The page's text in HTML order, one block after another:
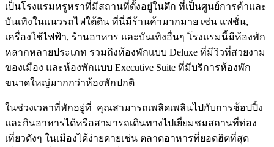
เป็นโรงแรมหรูหราที่มีสถานที่ตั้งอยู่ในตึก ที่เป็นศูนย์การค้าและ
บันเทิงในแนวรถไฟใต้ดิน ที่นี่มีร้านค้ามากมาย เช่น แฟชั่น,
เครื่องใช้ไฟฟ้า, ร้านอาหาร และบันเทิงอื่นๆ โรงแรมนี้มีห้องพัก
หลากหลายประเภท รวมถึงห้องพักแบบ Deluxe ที่มีวิวที่สวยงาม
ของเมือง และห้องพักแบบ Executive Suite ที่มีบริการห้องพัก
ขนาดใหญ่มากกว่าห้องพักปกติ
ในช่วงเวลาที่พักอยู่ที่ คุณสามารถเพลิดเพลินไปกับการช้อปปิ้ง
และกินอาหารได้หรือสามารถเดินทางไปเยี่ยมชมสถานที่ท่อง
เที่ยวดังๆ ในเมืองได้ง่ายดายเช่น ตลาดอาหารที่ยอดฮิตที่สุด